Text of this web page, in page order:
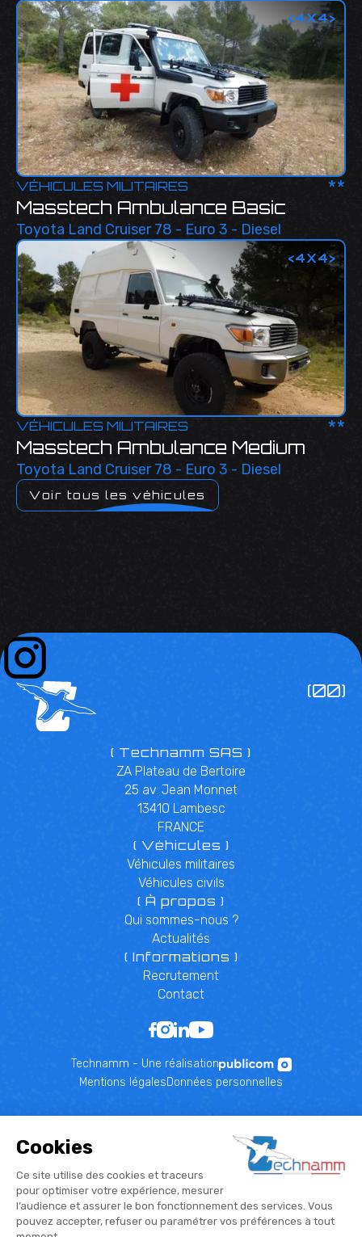
<4X4>
VÉHICULES MILITAIRES
Masstech Ambulance Basic
Toyota Land Cruiser 78 - Euro 3 - Diesel
**
<4X4>
VÉHICULES MILITAIRES
Masstech Ambulance Medium
Toyota Land Cruiser 78 - Euro 3 - Diesel
**
Voir tous les véhicules
(00)
( Technamm SAS )
ZA Plateau de Bertoire
25 av. Jean Monnet
13410 Lambesc
FRANCE
( Véhicules )
Véhicules militaires
Véhicules civils
( À propos )
Qui sommes-nous ?
Actualités
( Informations )
Recrutement
Contact
Technamm - Une réalisation
Mentions légalesDonnées personnelles